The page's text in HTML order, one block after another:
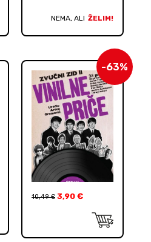
NEMA, ALI ŽELIM!
-63%
10,49€ 3,90 €